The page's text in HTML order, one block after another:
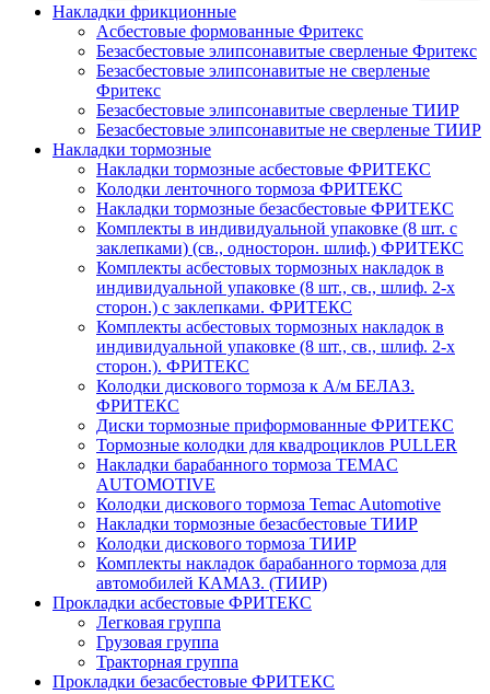
Накладки фрикционные
Асбестовые формованные Фритекс
Безасбестовые элипсонавитые сверленые Фритекс
Безасбестовые элипсонавитые не сверленые
Фритекс
Безасбестовые элипсонавитые сверленые ТИИР
Безасбестовые элипсонавитые не сверленые ТИИР
Накладки тормозные
Накладки тормозные асбестовые ФРИТЕКС
Колодки ленточного тормоза ФРИТЕКС
Накладки тормозные безасбестовые ФРИТЕКС
Комплекты в индивидуальной упаковке (8 шт. с
заклепками) (св., односторон. шлиф.) ФРИТЕКС
Комплекты асбестовых тормозных накладок в
индивидуальной упаковке (8 шт., св., шлиф. 2-х
сторон.) c заклепками. ФРИТЕКС
Комплекты асбестовых тормозных накладок в
индивидуальной упаковке (8 шт., св., шлиф. 2-х
сторон.). ФРИТЕКС
Колодки дискового тормоза к А/м БЕЛАЗ.
ФРИТЕКС
Диски тормозные приформованные ФРИТЕКС
Тормозные колодки для квадроциклов PULLER
Накладки барабанного тормоза TEMAC
AUTOMOTIVE
Колодки дискового тормоза Temac Automotive
Накладки тормозные безасбестовые ТИИР
Колодки дискового тормоза ТИИР
Комплекты накладок барабанного тормоза для
автомобилей КАМАЗ. (ТИИР)
Прокладки асбестовые ФРИТЕКС
Легковая группа
Грузовая группа
Тракторная группа
Прокладки безасбестовые ФРИТЕКС